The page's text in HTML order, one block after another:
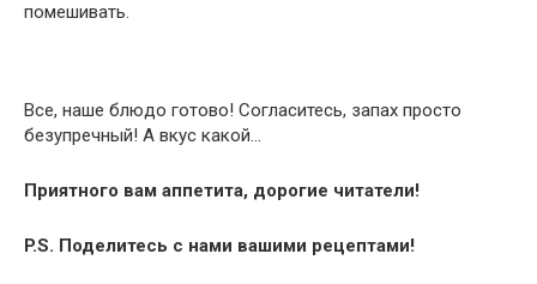
помешивать.
Все, наше блюдо готово! Согласитесь, запах просто
безупречный! А вкус какой…
Приятного вам аппетита, дорогие читатели!
P.S. Поделитесь с нами вашими рецептами!